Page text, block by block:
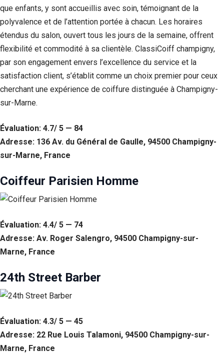
que enfants, y sont accueillis avec soin, témoignant de la
polyvalence et de l’attention portée à chacun. Les horaires
étendus du salon, ouvert tous les jours de la semaine, offrent
flexibilité et commodité à sa clientèle. ClassiCoiff champigny,
par son engagement envers l’excellence du service et la
satisfaction client, s’établit comme un choix premier pour ceux
cherchant une expérience de coiffure distinguée à Champigny-
sur-Marne.
Évaluation: 4.7/ 5 — 84
Adresse: 136 Av. du Général de Gaulle, 94500 Champigny-
sur-Marne, France
Coiffeur Parisien Homme
Évaluation: 4.4/ 5 — 74
Adresse: Av. Roger Salengro, 94500 Champigny-sur-
Marne, France
24th Street Barber
Évaluation: 4.3/ 5 — 45
Adresse: 22 Rue Louis Talamoni, 94500 Champigny-sur-
Marne, France
Nécessaire
Ces cookies ne